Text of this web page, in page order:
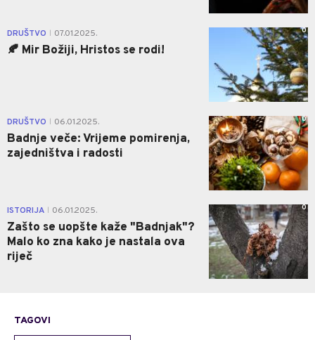
DRUŠTVO 07.01.2025.
🍂 Mir Božiji, Hristos se rodi!
0
DRUŠTVO 06.01.2025.
Badnje veče: Vrijeme pomirenja,
zajedništva i radosti
0
ISTORIJA 06.01.2025.
Zašto se uopšte kaže "Badnjak"?
Malo ko zna kako je nastala ova
riječ
0
TAGOVI